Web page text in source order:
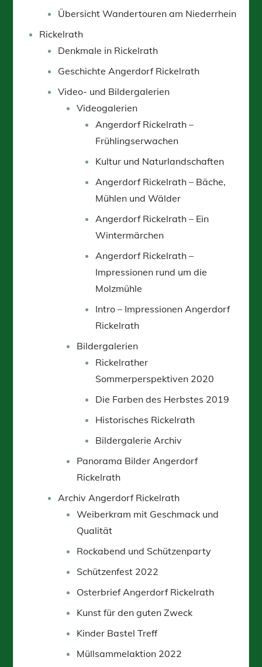
Übersicht Wandertouren am Niederrhein
Rickelrath
Denkmale in Rickelrath
Geschichte Angerdorf Rickelrath
Video- und Bildergalerien
Videogalerien
Angerdorf Rickelrath –
Frühlingserwachen
Kultur und Naturlandschaften
Angerdorf Rickelrath – Bäche,
Mühlen und Wälder
Angerdorf Rickelrath – Ein
Wintermärchen
Angerdorf Rickelrath –
Impressionen rund um die
Molzmühle
Intro – Impressionen Angerdorf
Rickelrath
Bildergalerien
Rickelrather
Sommerperspektiven 2020
Die Farben des Herbstes 2019
Historisches Rickelrath
Bildergalerie Archiv
Panorama Bilder Angerdorf
Rickelrath
Archiv Angerdorf Rickelrath
Weiberkram mit Geschmack und
Qualität
Rockabend und Schützenparty
Schützenfest 2022
Osterbrief Angerdorf Rickelrath
Kunst für den guten Zweck
Kinder Bastel Treff
Müllsammelaktion 2022